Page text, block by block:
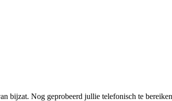
bijzat. Nog geprobeerd jullie telefonisch te